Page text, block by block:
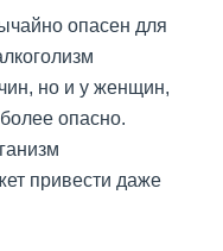
опасен для
но и у женщин,
опасно.
привести даже